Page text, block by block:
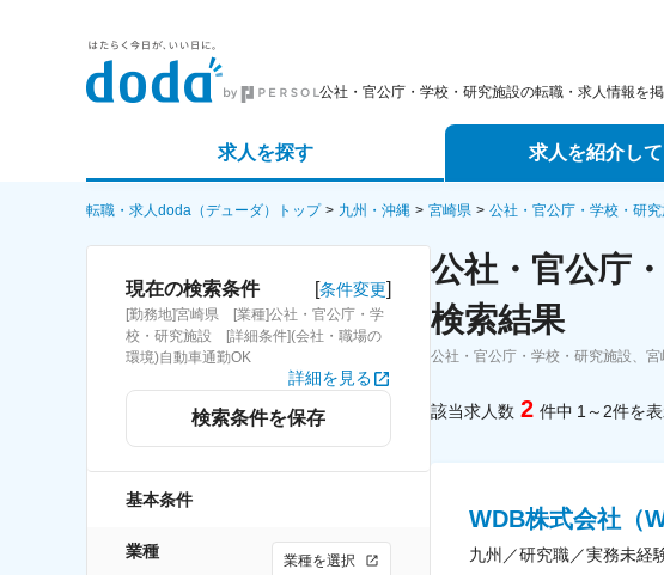
公社・官公庁・学校・研究施設の転職・求人情報を
求人を探す
詳細条件から探す
求人特集から探す
求人を紹介し
エージェントサービス
スカウトサービス
パートナーエージェント
転職・求人doda（デューダ）トップ 九州・沖縄 宮崎県 公社・官公庁・学校・研
現在の検索条件 [条件変更]
[勤務地]宮崎県 [業種]公社・官公庁・学
校・研究施設 [詳細条件](会社・職場の
環境)自動車通勤OK
詳細を見る
検索条件を保存
基本条件
業種 業種を選択
公社・官公庁
検索結果
公社・官公庁・学校・研究施設、
該当求人数 2 件中 1～2件を
WDB株式会社（
九州／研究職／実務未経